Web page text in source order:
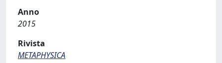
Anno
2015
Rivista
METAPHYSICA